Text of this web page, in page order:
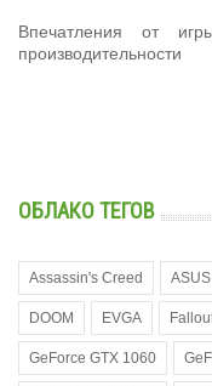
Впечатления от
производительности
ОБЛАКО ТЕГОВ
Assassin's Creed ASUS
DOOM EVGA
GeForce GTX 1060